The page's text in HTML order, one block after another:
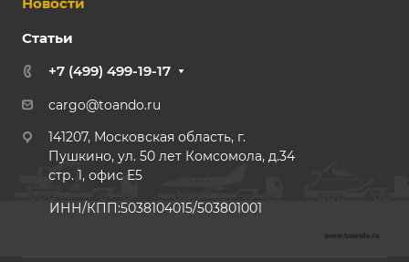
Статьи
+7 (499) 499-19-17
cargo@toando.ru
141207, Московская область, г.
Пушкино, ул. 50 лет Комсомола, д.34
стр. 1, офис E5
ИНН/КПП:5038104015/503801001